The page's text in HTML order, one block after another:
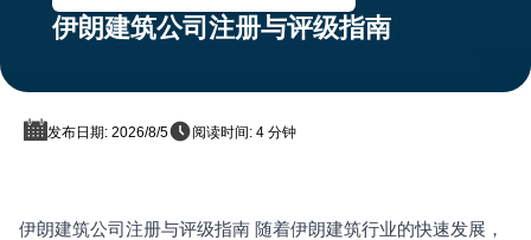
首页
伊朗建筑公司注册与评级指南
发布日期: 2026/8/5 阅读时间: 4 分钟
伊朗建筑公司注册与评级指南 随着伊朗建筑行业的快速发展，